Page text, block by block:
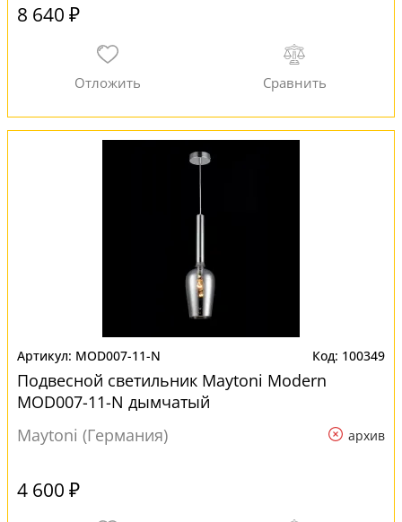
8 640 ₽
MOD007-11-N 100349
Подвесной светильник Maytoni Modern
MOD007-11-N дымчатый
Maytoni (Германия)
архив
4 600 ₽